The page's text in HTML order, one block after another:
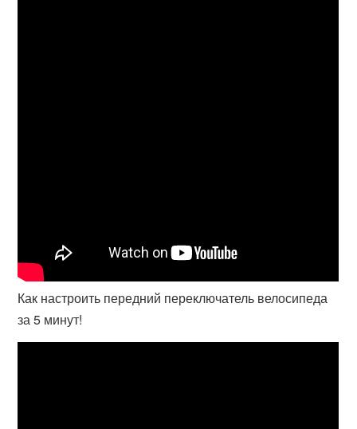
Как настроить передний переключатель велосипеда
за 5 минут!